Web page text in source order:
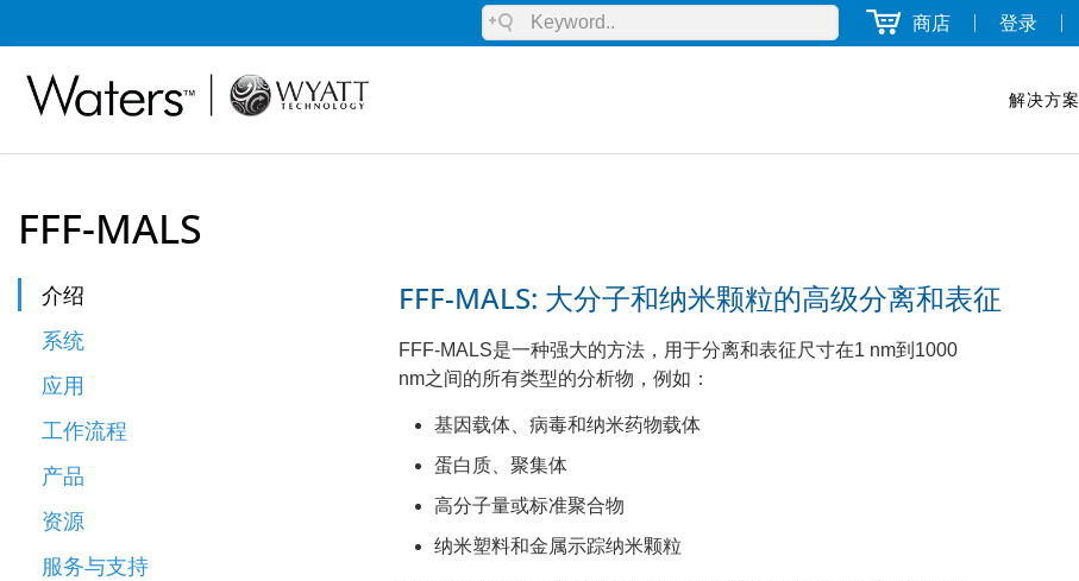
商店 登录
解决方案
FFF-MALS
介绍
系统
应用
工作流程
产品
资源
服务与支持
FFF-MALS: 大分子和纳米颗粒的高级分离和表征
FFF-MALS是一种强大的方法，用于分离和表征尺寸在1 nm到1000
nm之间的所有类型的分析物，例如：
基因载体、病毒和纳米药物载体
蛋白质、聚集体
高分子量或标准聚合物
纳米塑料和金属示踪纳米颗粒